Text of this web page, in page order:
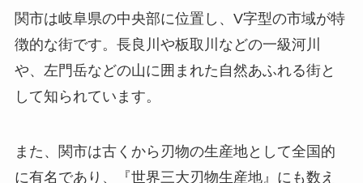
関市は岐阜県の中央部に位置し、V字型の市域が特
徴的な街です。長良川や板取川などの一級河川
や、左門岳などの山に囲まれた自然あふれる街と
して知られています。
また、関市は古くから刃物の生産地として全国的
に有名であり、『世界三大刃物生産地』にも数え